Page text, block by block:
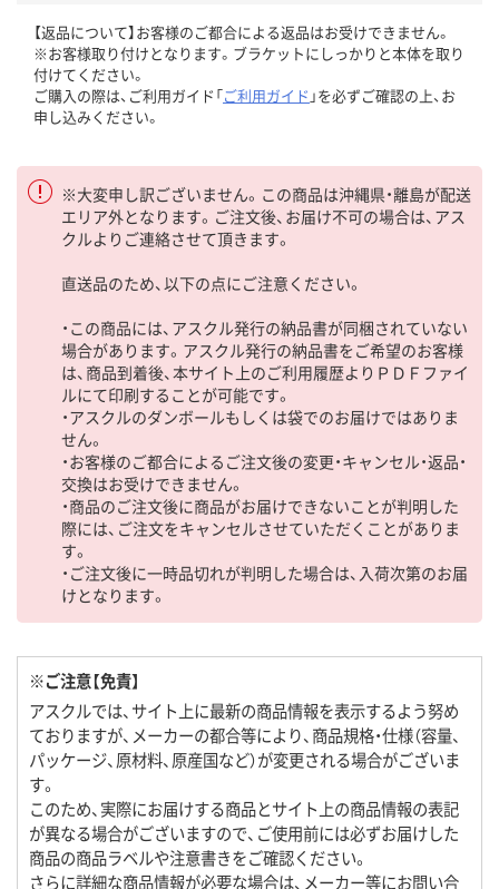
【返品について】お客様のご都合による返品はお受けできません。
※お客様取り付けとなります。ブラケットにしっかりと本体を取り
付けてください。
ご購入の際は、ご利用ガイド「ご利用ガイド 」を必ずご確認の上、お
申し込みください。
※大変申し訳ございません。この商品は沖縄県・離島が配送
エリア外となります。ご注文後、お届け不可の場合は、アス
クルよりご連絡させて頂きます。
直送品のため、以下の点にご注意ください。
・この商品には、アスクル発行の納品書が同梱されていない
場合があります。アスクル発行の納品書をご希望のお客様
は、商品到着後、本サイト上のご利用履歴よりＰＤＦファイ
ルにて印刷することが可能です。
・アスクルのダンボールもしくは袋でのお届けではありま
せん。
・お客様のご都合によるご注文後の変更・キャンセル・返品・
交換はお受けできません。
・商品のご注文後に商品がお届けできないことが判明した
際には、ご注文をキャンセルさせていただくことがありま
す。
・ご注文後に一時品切れが判明した場合は、入荷次第のお届
けとなります。
※ご注意【免責】
アスクルでは、サイト上に最新の商品情報を表示するよう努め
ておりますが、メーカーの都合等により、商品規格・仕様（容量、
パッケージ、原材料、原産国など）が変更される場合がございま
す。
このため、実際にお届けする商品とサイト上の商品情報の表記
が異なる場合がございますので、ご使用前には必ずお届けした
商品の商品ラベルや注意書きをご確認ください。
さらに詳細な商品情報が必要な場合は、メーカー等にお問い合